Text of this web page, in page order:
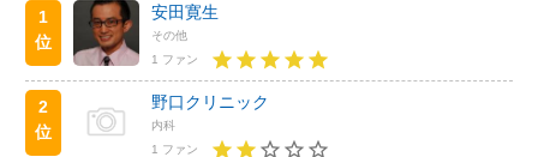
1
位
安田寛生
その他
1 ファン
2
位
野口クリニック
内科
1 ファン